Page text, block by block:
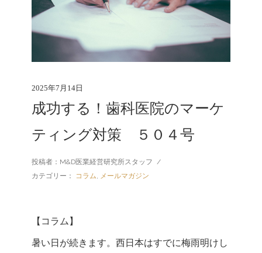
2025年7月14日
成功する！歯科医院のマーケ
ティング対策 ５０４号
投稿者：M&D医業経営研究所スタッフ /
カテゴリー：
コラム, メールマガジン
【コラム】
暑い日が続きます。西日本はすでに梅雨明けし